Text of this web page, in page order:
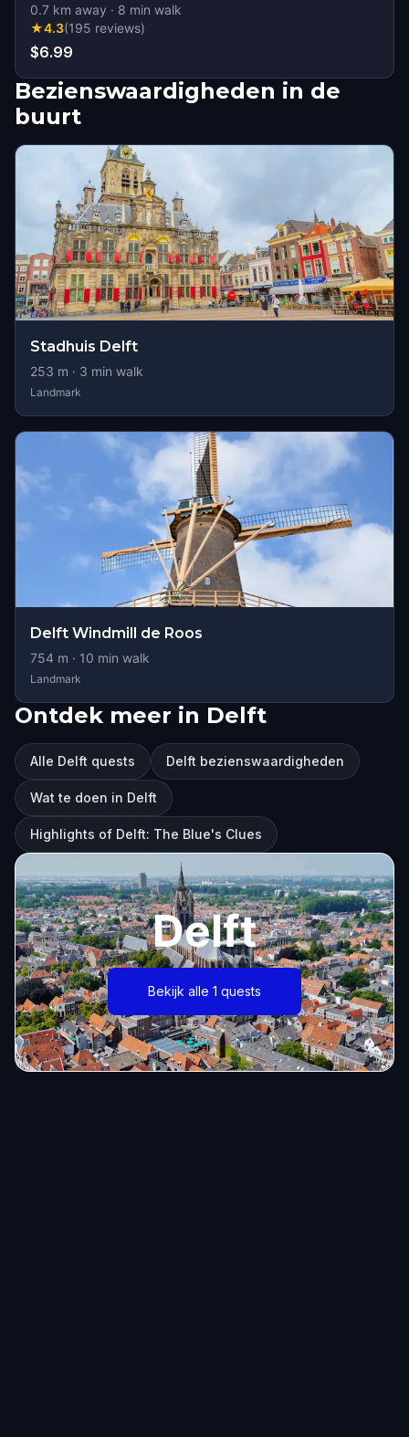
0.7 km away · 8 min walk
★4.3(195 reviews)
$6.99
Bezienswaardigheden in de
buurt
Stadhuis Delft
253 m · 3 min walk
Landmark
Delft Windmill de Roos
754 m · 10 min walk
Landmark
Ontdek meer in Delft
Alle Delft quests Delft bezienswaardigheden
Wat te doen in Delft
Highlights of Delft: The Blue's Clues
Delft
Bekijk alle 1 quests